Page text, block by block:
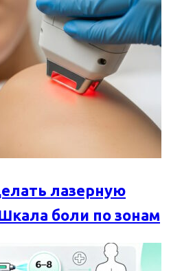
лазерную
боли по зонам